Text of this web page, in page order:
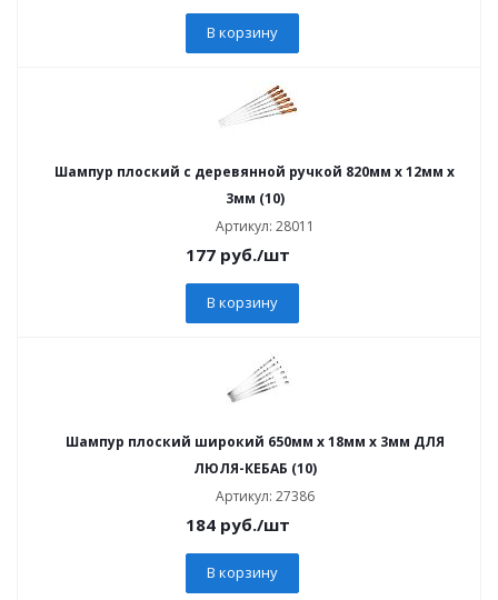
В корзину
Шампур плоский с деревянной ручкой 820мм x 12мм x
3мм (10)
Артикул: 28011
177 руб./шт
В корзину
Шампур плоский широкий 650мм x 18мм x 3мм ДЛЯ
ЛЮЛЯ-КЕБАБ (10)
Артикул: 27386
184 руб./шт
В корзину